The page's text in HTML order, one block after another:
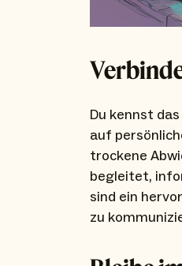
Du kennst
auf
trockene
begleitet,
sind ein
zu